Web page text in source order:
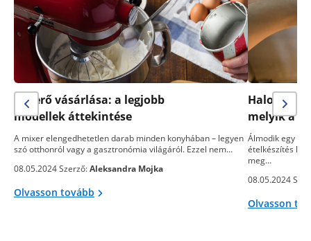
Keverő vásárlása: a legjobb
modellek áttekintése
A mixer elengedhetetlen darab minden konyhában – legyen
szó otthonról vagy a gasztronómia világáról. Ezzel nem…
08.05.2024 Szerző:Aleksandra Mojka
Olvasson tovább
Halogén
melyik a
Álmodik egy
ételkészítés
meg…
08.05.2024
Olvasson